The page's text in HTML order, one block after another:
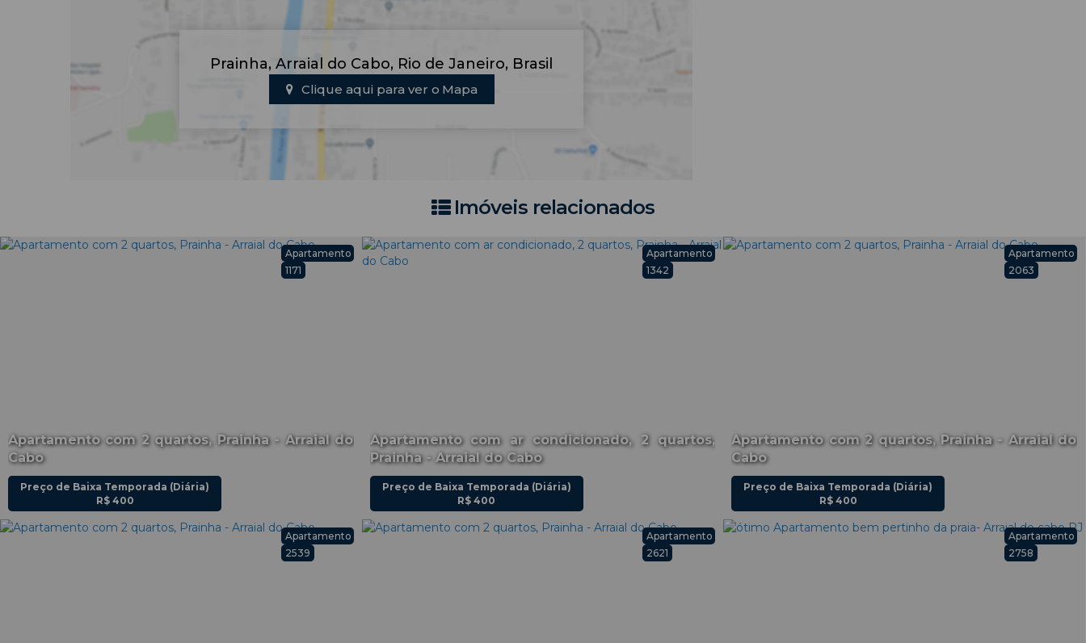
Prainha, Arraial do Cabo, Rio de Janeiro, Brasil
Clique aqui para ver o Mapa
Imóveis relacionados
Apartamento com 2 quartos, Prainha - Arraial do
Cabo
1171
Apartamento
R$ 400
Preço de Baixa Temporada (Diária)
Apartamento com ar condicionado, 2 quartos,
Prainha - Arraial do Cabo
1342
Apartamento
R$ 400
Preço de Baixa Temporada (Diária)
Apartamento com 2 quartos, Prainha - Arraial do
Cabo
2063
Apartamento
R$ 400
Preço de Baixa Temporada (Diária)
2539
Apartamento
2621
Apartamento
2758
Apartamento